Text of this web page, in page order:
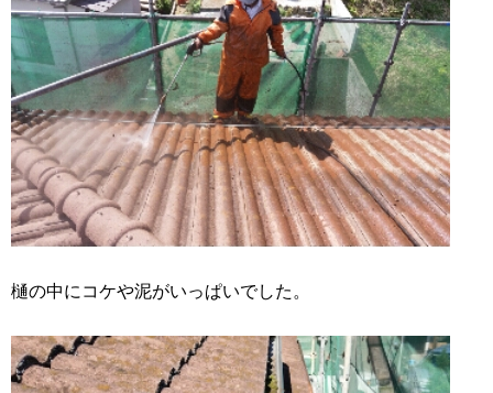
樋の中にコケや泥がいっぱいでした。